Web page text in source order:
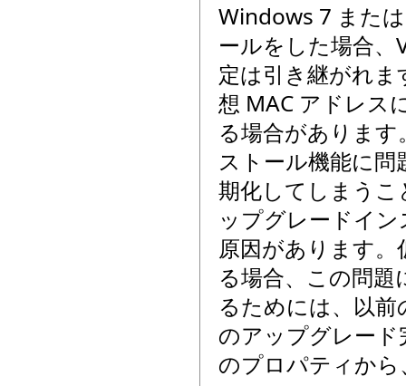
Windows 7 また
ールをした場合、
定は引き継がれ
想 MAC アドレス
る場合がありま
ストール機能に
期化してしまう
ップグレードイ
原因があります
る場合、この問
るためには、以
のアップグレー
のプロパティか